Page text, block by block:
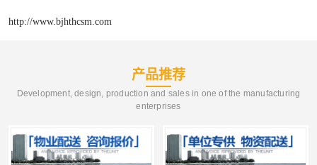
http://www.bjhthcsm.com
产品推荐
Development, design, production and sales in one of the manufacturing
enterprises